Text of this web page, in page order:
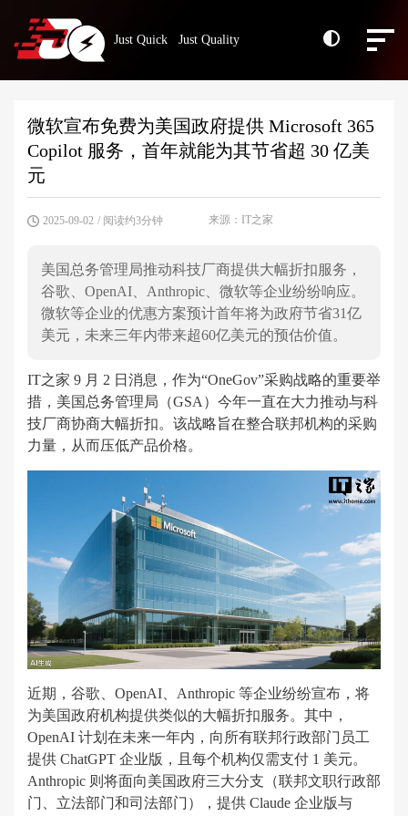
Just Quick Just Quality
微软宣布免费为美国政府提供 Microsoft 365
Copilot 服务，首年就能为其节省超 30 亿美
元
2025-09-02 / 阅读约3分钟 来源：IT之家
美国总务管理局推动科技厂商提供大幅折扣服务，
谷歌、OpenAI、Anthropic、微软等企业纷纷响应。
微软等企业的优惠方案预计首年将为政府节省31亿
美元，未来三年内带来超60亿美元的预估价值。
IT之家 9 月 2 日消息，作为“OneGov”采购战略的重要举
措，美国总务管理局（GSA）今年一直在大力推动与科
技厂商协商大幅折扣。该战略旨在整合联邦机构的采购
力量，从而压低产品价格。
近期，谷歌、OpenAI、Anthropic 等企业纷纷宣布，将
为美国政府机构提供类似的大幅折扣服务。其中，
OpenAI 计划在未来一年内，向所有联邦行政部门员工
提供 ChatGPT 企业版，且每个机构仅需支付 1 美元。
Anthropic 则将面向美国政府三大分支（联邦文职行政部
门、立法部门和司法部门），提供 Claude 企业版与